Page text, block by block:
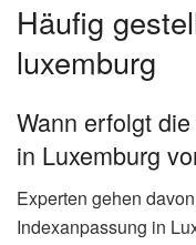
Super 95
Super 98
+14,9%
R